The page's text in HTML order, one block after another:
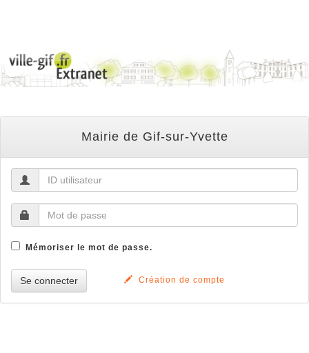
Mairie de Gif-sur-Yvette
Mémoriser le mot de passe.
Création de compte